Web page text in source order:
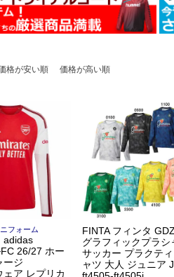
格が安い順 価格が高い順
フォーム
adidas
26/27 ホー
ージ
ェア レプリカ
FINTA フィンタ
グラフィックプラシ
サッカー プラクテ
ャツ 大人 ジュニア